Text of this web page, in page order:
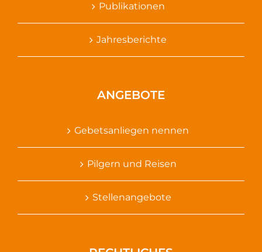
Publikationen
Jahresberichte
ANGEBOTE
Gebetsanliegen nennen
Pilgern und Reisen
Stellenangebote